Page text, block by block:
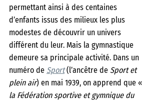
permettant ainsi à des centaines
d’enfants issus des milieux les plus
modestes de découvrir un univers
différent du leur. Mais la gymnastique
demeure sa principale activité. Dans un
numéro de Sport (l’ancêtre de Sport et
plein air) en mai 1939, on apprend que «
la Fédération sportive et gymnique du